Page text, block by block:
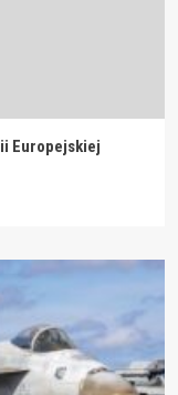
Europejskiej